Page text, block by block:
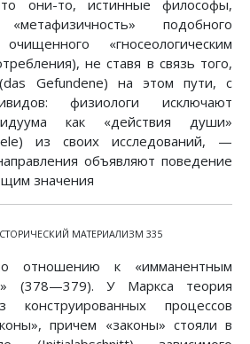
они-то, истинные философы,
подобного
«гносеологическим
не ставя в связь того,
Gefundene) на этом пути, с
физиологи исключают
как «действия души»
из своих исследований, —
объявляют поведение
значения
МАТЕРИАЛИЗМ 335
отношению к «имманентным
(378—379). У Маркса теория
конструированных процессов
причем «законы» стояли в